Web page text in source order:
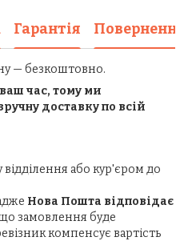
Гарантія Повернення
— безкоштовно.
час, тому ми
доставку по всій
відділення або кур'єром до
Нова Пошта відповідає
замовлення буде
компенсує вартість